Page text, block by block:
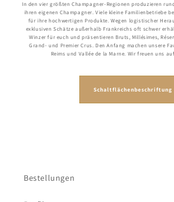
In den vier größten Champagner-Regionen produzieren
ihren eigenen Champagner. Viele kleine Familienbetriebe
für ihre hochwertigen Produkte. Wegen logistischer
exklusiven Schätze außerhalb Frankreichs oft schwer
Winzer für euch und präsentieren Bruts, Millésimes,
Grand- und Premier Crus. Den Anfang machen unsere
Reims und Vallée de la Marne. Wir freuen uns
Schaltflächenbeschriftung
Bestellungen